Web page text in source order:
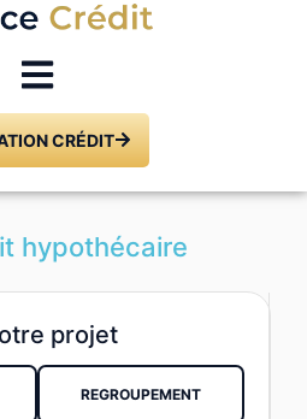
CRÉDIT
hypothécaire
projet
REGROUPEMENT